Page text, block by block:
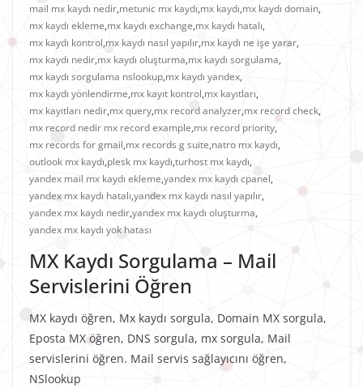
mail mx kaydı nedir,metunic mx kaydı,mx kaydı,mx kaydı domain,
mx kaydı ekleme,mx kaydı exchange,mx kaydı hatalı,
mx kaydı kontrol,mx kaydı nasıl yapılır,mx kaydı ne işe yarar,
mx kaydı nedir,mx kaydı oluşturma,mx kaydı sorgulama,
mx kaydı sorgulama nslookup,mx kaydı yandex,
mx kaydı yönlendirme,mx kayıt kontrol,mx kayıtları,
mx kayıtları nedir,mx query,mx record analyzer,mx record check,
mx record nedir mx record example,mx record priority,
mx records for gmail,mx records g suite,natro mx kaydı,
outlook mx kaydı,plesk mx kaydı,turhost mx kaydı,
yandex mail mx kaydı ekleme,yandex mx kaydı cpanel,
yandex mx kaydı hatalı,yandex mx kaydı nasıl yapılır,
yandex mx kaydı nedir,yandex mx kaydı oluşturma,
yandex mx kaydı yok hatası
MX Kaydı Sorgulama – Mail
Servislerini Öğren
MX kaydı öğren, Mx kaydı sorgula, Domain MX sorgula,
Eposta MX öğren, DNS sorgula, mx sorgula, Mail
servislerini öğren. Mail servis sağlayıcını öğren,
NSlookup